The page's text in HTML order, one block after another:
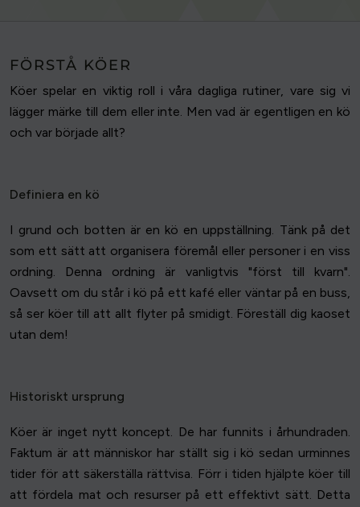
FÖRSTÅ KÖER
Köer spelar en viktig roll i våra dagliga rutiner, vare sig vi
lägger märke till dem eller inte. Men vad är egentligen en kö
och var började allt?
Definiera en kö
I grund och botten är en kö en uppställning. Tänk på det
som ett sätt att organisera föremål eller personer i en viss
ordning. Denna ordning är vanligtvis "först till kvarn".
Oavsett om du står i kö på ett kafé eller väntar på en buss,
så ser köer till att allt flyter på smidigt. Föreställ dig kaoset
utan dem!
Historiskt ursprung
Köer är inget nytt koncept. De har funnits i århundraden.
Faktum är att människor har ställt sig i kö sedan urminnes
tider för att säkerställa rättvisa. Förr i tiden hjälpte köer till
att fördela mat och resurser på ett effektivt sätt. Detta